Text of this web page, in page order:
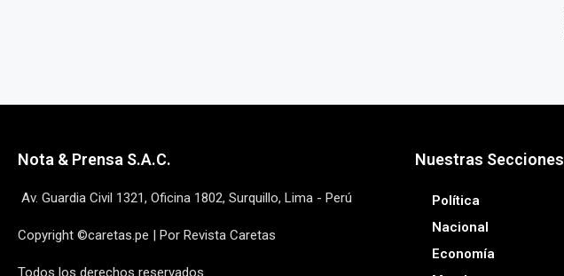
Nota & Prensa S.A.C.
Av. Guardia Civil 1321, Oficina 1802, Surquillo, Lima - Perú
Copyright ©caretas.pe | Por Revista Caretas
Todos los derechos reservados
Nuestras Secciones
Política
Nacional
Economía